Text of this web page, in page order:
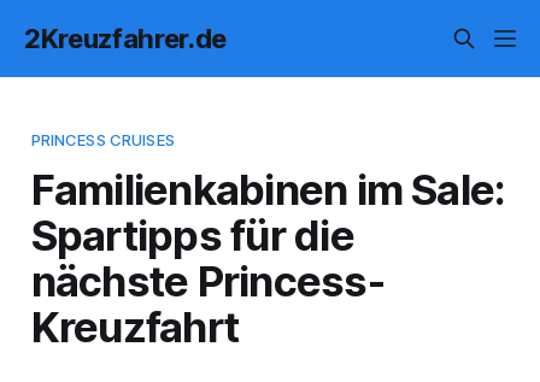
2Kreuzfahrer.de
PRINCESS CRUISES
Familienkabinen im Sale:
Spartipps für die
nächste Princess-
Kreuzfahrt